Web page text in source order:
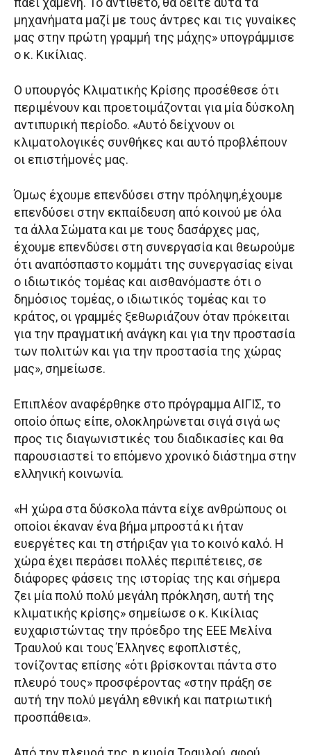
μηχανήματα μαζί με τους άντρες και τις γυναίκες
μας στην πρώτη γραμμή της μάχης» υπογράμμισε
ο κ. Κικίλιας.
Ο υπουργός Κλιματικής Κρίσης προσέθεσε ότι
περιμένουν και προετοιμάζονται για μία δύσκολη
αντιπυρική περίοδο. «Αυτό δείχνουν οι
κλιματολογικές συνθήκες και αυτό προβλέπουν
οι επιστήμονές μας.
Όμως έχουμε επενδύσει στην πρόληψη,έχουμε
επενδύσει στην εκπαίδευση από κοινού με όλα
τα άλλα Σώματα και με τους δασάρχες μας,
έχουμε επενδύσει στη συνεργασία και θεωρούμε
ότι αναπόσπαστο κομμάτι της συνεργασίας είναι
ο ιδιωτικός τομέας και αισθανόμαστε ότι ο
δημόσιος τομέας, ο ιδιωτικός τομέας και το
κράτος, οι γραμμές ξεθωριάζουν όταν πρόκειται
για την πραγματική ανάγκη και για την προστασία
των πολιτών και για την προστασία της χώρας
μας», σημείωσε.
Επιπλέον αναφέρθηκε στο πρόγραμμα ΑΙΓΙΣ, το
οποίο όπως είπε, ολοκληρώνεται σιγά σιγά ως
προς τις διαγωνιστικές του διαδικασίες και θα
παρουσιαστεί το επόμενο χρονικό διάστημα στην
ελληνική κοινωνία.
«Η χώρα στα δύσκολα πάντα είχε ανθρώπους οι
οποίοι έκαναν ένα βήμα μπροστά κι ήταν
ευεργέτες και τη στήριξαν για το κοινό καλό. Η
χώρα έχει περάσει πολλές περιπέτειες, σε
διάφορες φάσεις της ιστορίας της και σήμερα
ζει μία πολύ πολύ μεγάλη πρόκληση, αυτή της
κλιματικής κρίσης» σημείωσε ο κ. Κικίλιας
ευχαριστώντας την πρόεδρο της ΕΕΕ Μελίνα
Τραυλού και τους Έλληνες εφοπλιστές,
τονίζοντας επίσης «ότι βρίσκονται πάντα στο
πλευρό τους» προσφέροντας «στην πράξη σε
αυτή την πολύ μεγάλη εθνική και πατριωτική
προσπάθεια».